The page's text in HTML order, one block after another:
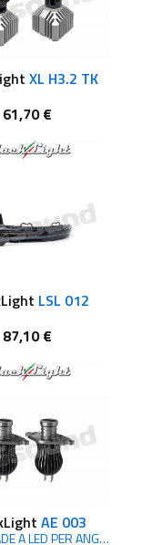
XL H3.2 TK
61,70 €
LSL 012
87,10 €
AE 003
KIT LAMPADE A LED PER ANGEL EYES BMW MOD. CON PIASTRA 8 FORI